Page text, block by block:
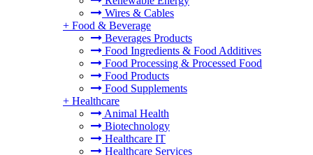
Wires & Cables
+ Food & Beverage
Beverages Products
Food Ingredients & Food Additives
Food Processing & Processed Food
Food Products
Food Supplements
+ Healthcare
Animal Health
Biotechnology
Healthcare IT
Healthcare Services